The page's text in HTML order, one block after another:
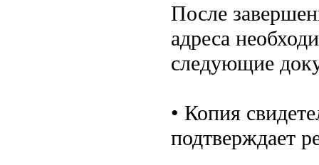
После
адреса
следующие
• Копия
подтверждает